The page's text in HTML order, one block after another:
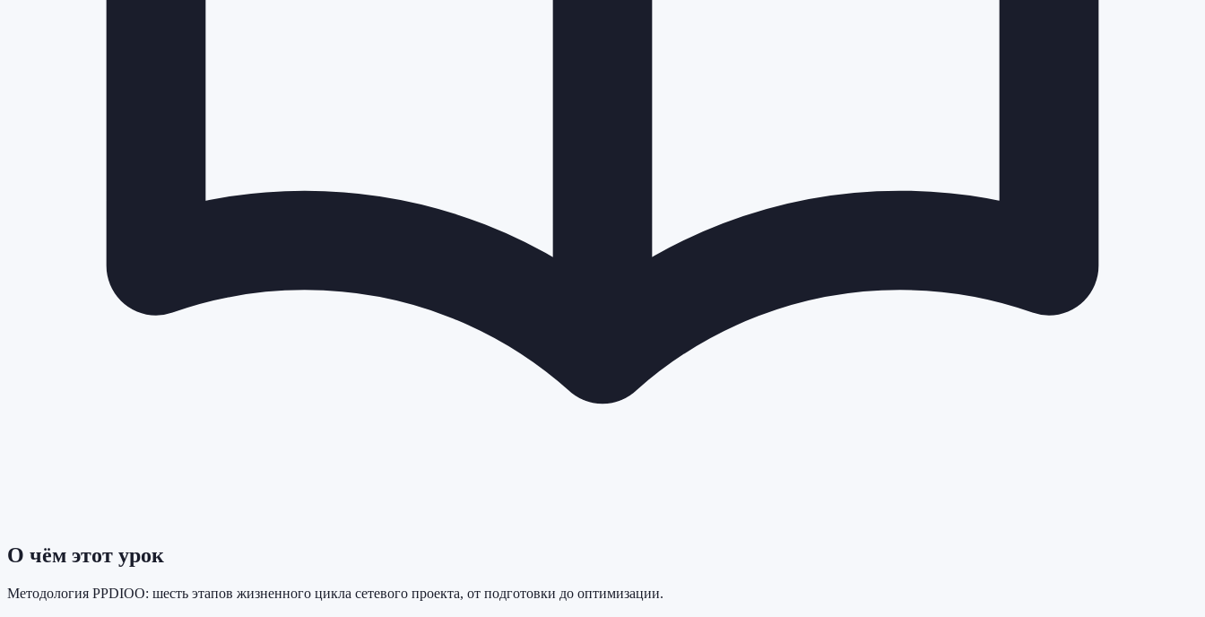
О чём этот урок
Методология PPDIOO: шесть этапов жизненного цикла сетевого проекта, от подготовки до оптимизации.